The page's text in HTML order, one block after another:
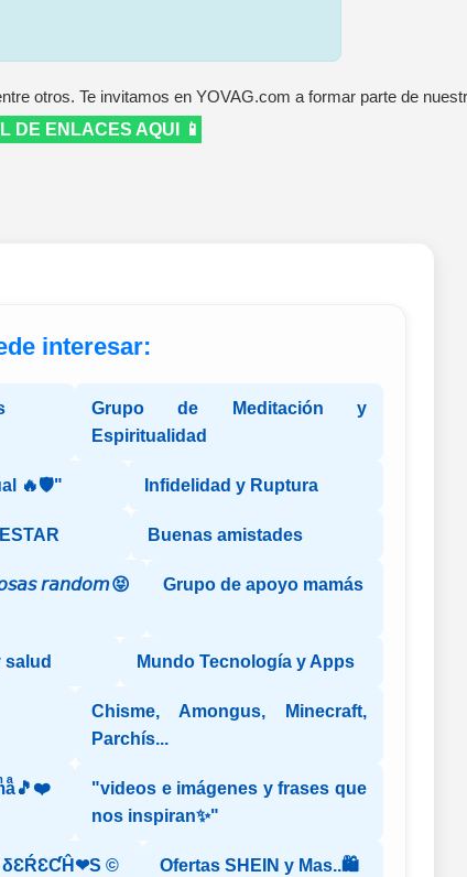
otros. Te invitamos en YOVAG.com a formar parte de
DE ENLACES AQUI 📱
interesar:
Grupo de Meditación y
Espiritualidad
🔥🛡️" Infidelidad y Ruptura
Buenas amistades
𝘳𝘢𝘯𝘥𝘰𝘮😝
Grupo de apoyo mamás
salud Mundo Tecnología y Apps
Chisme, Amongus, Minecraft,
Parchís...
"videos e imágenes y frases que
nos inspiran✨"
©️ Ofertas SHEIN y Mas..🛍️